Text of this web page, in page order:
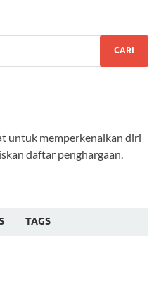
untuk memperkenalkan diri
daftar penghargaan.
TAGS